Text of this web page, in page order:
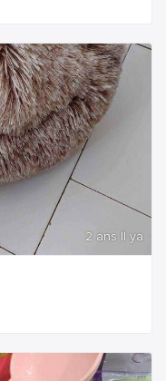
2 ans Il ya